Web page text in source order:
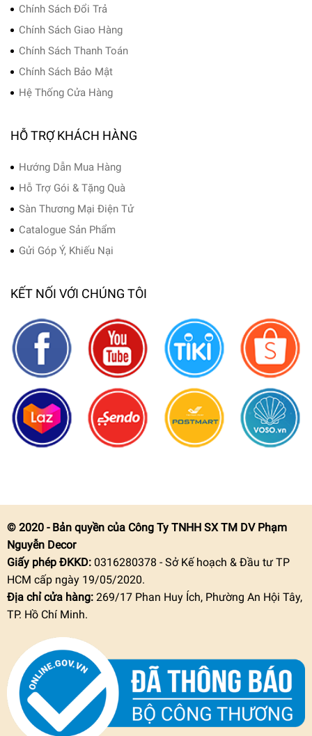
Chính Sách Đổi Trả
Chính Sách Giao Hàng
Chính Sách Thanh Toán
Chính Sách Bảo Mật
Hệ Thống Cửa Hàng
HỖ TRỢ KHÁCH HÀNG
Hướng Dẫn Mua Hàng
Hỗ Trợ Gói & Tặng Quà
Sàn Thương Mại Điện Tử
Catalogue Sản Phẩm
Gửi Góp Ý, Khiếu Nại
KẾT NỐI VỚI CHÚNG TÔI
© 2020 - Bản quyền của Công Ty TNHH SX TM DV Phạm
Nguyễn Decor
Giấy phép ĐKKD:0316280378 - Sở Kế hoạch & Đầu tư TP
HCM cấp ngày 19/05/2020.
Địa chỉ cửa hàng: 269/17 Phan Huy Ích, Phường An Hội Tây,
TP. Hồ Chí Minh.